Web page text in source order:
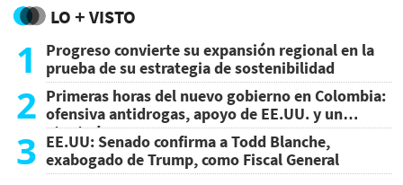
LO + VISTO
1
Progreso convierte su expansión regional en la
prueba de su estrategia de sostenibilidad
2 Primeras horas del nuevo gobierno en Colombia:
ofensiva antidrogas, apoyo de EE.UU. y un
atentado
3 EE.UU: Senado confirma a Todd Blanche,
exabogado de Trump, como Fiscal General